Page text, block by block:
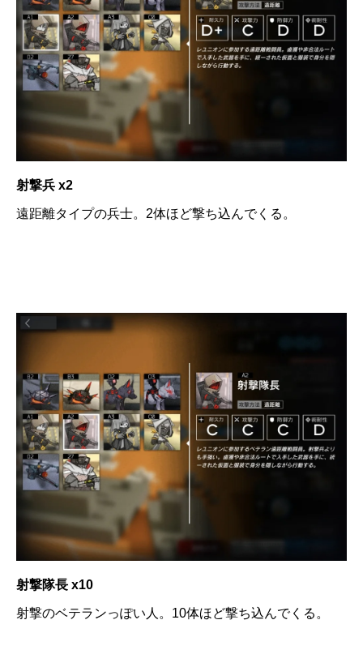
射撃兵 x2
遠距離タイプの兵士。2体ほど撃ち込んでくる。
射撃隊長 x10
射撃のベテランっぽい人。10体ほど撃ち込んでくる。